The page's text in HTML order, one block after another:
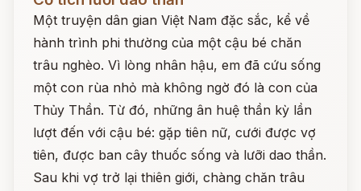
Một truyện dân gian Việt Nam đặc sắc, kể về
hành trình phi thường của một cậu bé chăn
trâu nghèo. Vì lòng nhân hậu, em đã cứu sống
một con rùa nhỏ mà không ngờ đó là con của
Thủy Thần. Từ đó, những ân huệ thần kỳ lần
lượt đến với cậu bé: gặp tiên nữ, cưới được vợ
tiên, được ban cây thuốc sống và lưỡi dao thần.
Sau khi vợ trở lại thiên giới, chàng chăn trâu